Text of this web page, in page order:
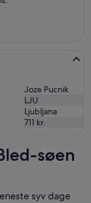
Joze Pucnik
LJU
Ljubljana
711 kr.
søen
syv dage